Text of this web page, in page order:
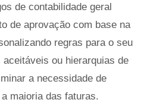
de contabilidade geral
de aprovação com base na
regras para o seu
​​ou hierarquias de
a necessidade de
maioria das faturas.